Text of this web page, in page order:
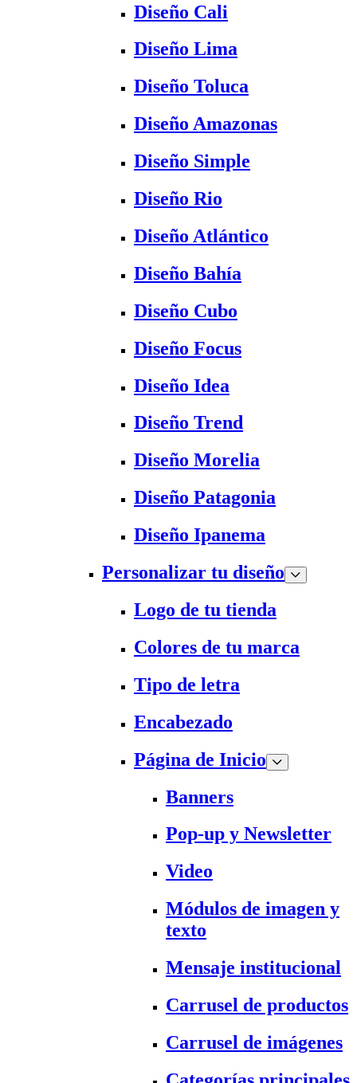
Diseño Cali
Diseño Lima
Diseño Toluca
Diseño Amazonas
Diseño Simple
Diseño Rio
Diseño Atlántico
Diseño Bahía
Diseño Cubo
Diseño Focus
Diseño Idea
Diseño Trend
Diseño Morelia
Diseño Patagonia
Diseño Ipanema
Personalizar tu diseño
Logo de tu tienda
Colores de tu marca
Tipo de letra
Encabezado
Página de Inicio
Banners
Pop-up y Newsletter
Video
Módulos de imagen y
texto
Mensaje institucional
Carrusel de productos
Carrusel de imágenes